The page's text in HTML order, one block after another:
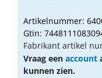
Artikelnummer:
Gtin:
Fabrikant artikel
Vraag een account
kunnen zien.